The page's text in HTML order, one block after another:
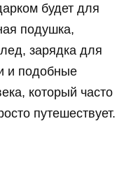
будет для
подушка,
зарядка для
и подобные
который часто
путешествует.